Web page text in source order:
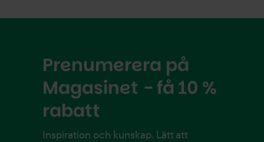
Prenumerera på
Magasinet - få 10 %
rabatt
Inspiration och kunskap. Lätt att